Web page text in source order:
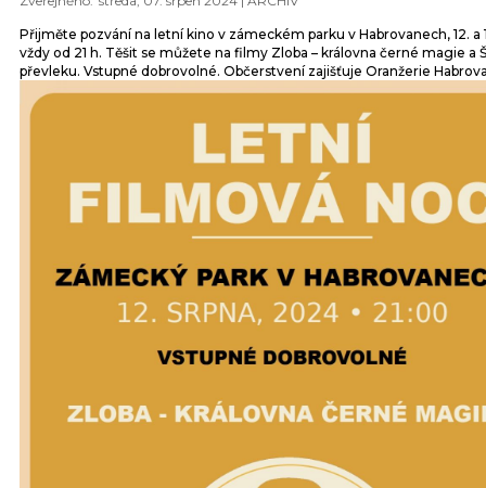
Přijměte pozvání na letní kino v zámeckém parku v Habrovanech, 12. a
vždy od 21 h. Těšit se můžete na filmy Zloba – královna černé magie a
převleku. Vstupné dobrovolné. Občerstvení zajišťuje Oranžerie